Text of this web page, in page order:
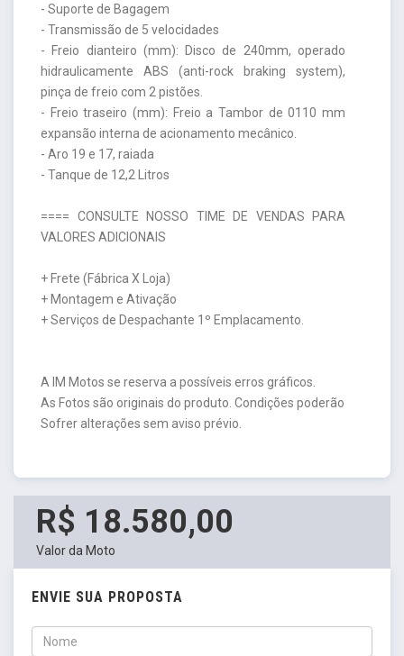
- Suporte de Bagagem
- Transmissão de 5 velocidades
- Freio dianteiro (mm): Disco de 240mm, operado
hidraulicamente ABS (anti-rock braking system),
pinça de freio com 2 pistões.
- Freio traseiro (mm): Freio a Tambor de 0110 mm
expansão interna de acionamento mecânico.
- Aro 19 e 17, raiada
- Tanque de 12,2 Litros
==== CONSULTE NOSSO TIME DE VENDAS PARA
VALORES ADICIONAIS
+ Frete (Fábrica X Loja)
+ Montagem e Ativação
+ Serviços de Despachante 1º Emplacamento.
A IM Motos se reserva a possíveis erros gráficos.
As Fotos são originais do produto. Condições poderão
Sofrer alterações sem aviso prévio.
R$ 18.580,00
Valor da Moto
ENVIE SUA PROPOSTA